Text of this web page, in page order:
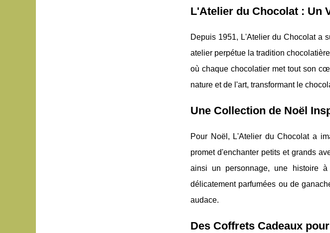
L'Atelier du Chocolat : Un
Depuis 1951, L'Atelier du Chocolat a
atelier perpétue la tradition
où chaque chocolatier met tout son
nature et de l'art, transformant le
Une Collection de Noël
Pour Noël, L'Atelier du Chocolat a
promet d'enchanter petits et grands
ainsi un personnage, une histoire
délicatement parfumées ou de
audace.
Des Coffrets Cadeaux